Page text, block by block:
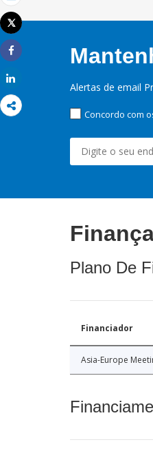
Email
Imprimir
Tweet
Share
Alertas de email
Concordo com
Plano De
Financiador
Asia-Europe